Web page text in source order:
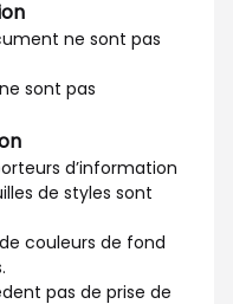
ne sont pas
sont pas
d’information
de styles sont
couleurs de fond
pas de prise de